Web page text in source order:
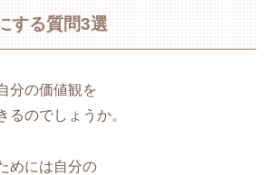
する質問3選
分の価値観を
るのでしょうか。
めには自分の